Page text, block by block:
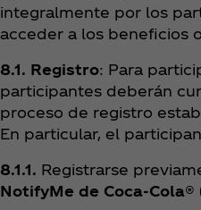
integralmente por los
acceder a los beneficios
8.1. Registro: Para
participantes deberán
proceso de registro
En particular, el
8.1.1. Registrarse
NotifyMe de Coca‑Cola®